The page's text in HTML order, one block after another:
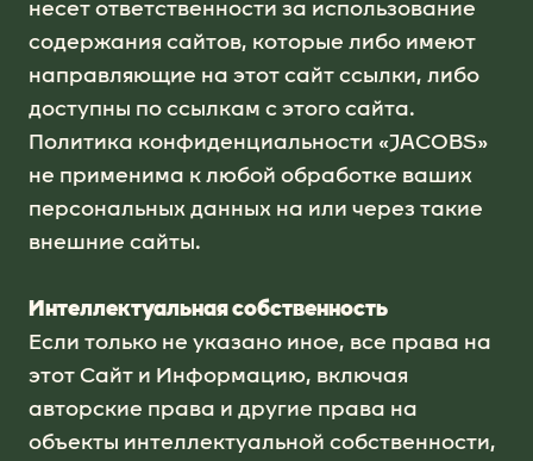
несет ответственности за использование
содержания сайтов, которые либо имеют
направляющие на этот сайт ссылки, либо
доступны по ссылкам с этого сайта.
Политика конфиденциальности «JACOBS»
не применима к любой обработке ваших
персональных данных на или через такие
внешние сайты.
Интеллектуальная собственность
Если только не указано иное, все права на
этот Сайт и Информацию, включая
авторские права и другие права на
объекты интеллектуальной собственности,